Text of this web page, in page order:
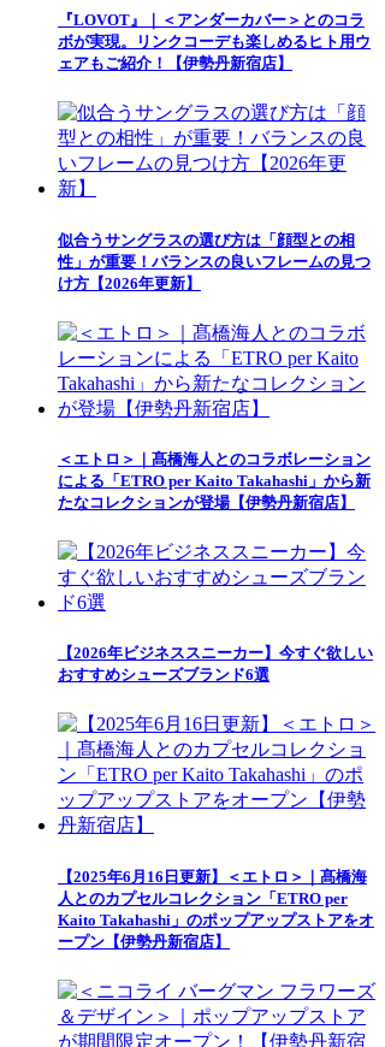
『LOVOT』｜＜アンダーカバー＞とのコラ
ボが実現。リンクコーデも楽しめるヒト用ウ
ェアもご紹介！【伊勢丹新宿店】
似合うサングラスの選び方は「顔型との相
性」が重要！バランスの良いフレームの見つ
け方【2026年更新】
＜エトロ＞｜髙橋海人とのコラボレーション
による「ETRO per Kaito Takahashi」から新
たなコレクションが登場【伊勢丹新宿店】
【2026年ビジネススニーカー】今すぐ欲しい
おすすめシューズブランド6選
【2025年6月16日更新】＜エトロ＞｜髙橋海
人とのカプセルコレクション「ETRO per
Kaito Takahashi」のポップアップストアをオ
ープン【伊勢丹新宿店】